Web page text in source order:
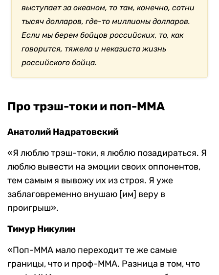
выступает за океаном, то там, конечно, сотни
тысяч долларов, где-то миллионы долларов.
Если мы берем бойцов российских, то, как
говорится, тяжела и неказиста жизнь
российского бойца.
Про трэш-токи и поп-ММА
Анатолий Надратовский
«Я люблю трэш-токи, я люблю позадираться. Я
люблю вывести на эмоции своих оппонентов,
тем самым я вывожу их из строя. Я уже
заблаговременно внушаю [им] веру в
проигрыш».
Тимур Никулин
«Поп-ММА мало переходит те же самые
границы, что и проф-ММА. Разница в том, что